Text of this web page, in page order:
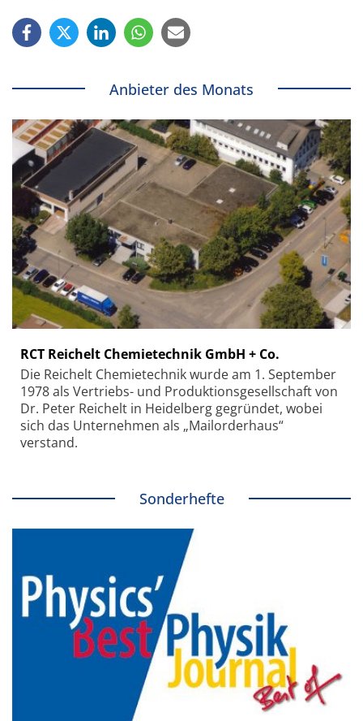
Anbieter des Monats
RCT Reichelt Chemietechnik GmbH + Co.
Die Reichelt Chemietechnik wurde am 1. September
1978 als Vertriebs- und Produktionsgesellschaft von
Dr. Peter Reichelt in Heidelberg gegründet, wobei
sich das Unternehmen als „Mailorderhaus“
verstand.
Sonderhefte